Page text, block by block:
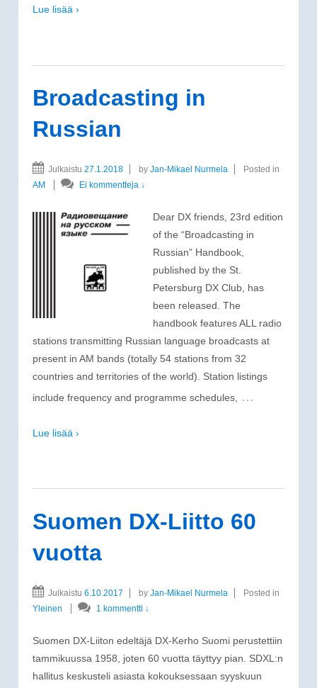
Lue lisää ›
Broadcasting in
Russian
Julkaistu 27.1.2018 by Jan-Mikael Nurmela
Posted in
AM
Ei kommentteja ↓
Dear DX friends, 23rd edition
of the “Broadcasting in
Russian” Handbook,
published by the St.
Petersburg DX Club, has
been released. The
handbook features ALL radio
stations transmitting Russian language broadcasts at
present in AM bands (totally 54 stations from 32
countries and territories of the world). Station listings
include frequency and programme schedules, …
Lue lisää ›
Suomen DX-Liitto 60
vuotta
Julkaistu 6.10.2017 by Jan-Mikael Nurmela
Posted in
Yleinen
1 kommentti ↓
Suomen DX-Liiton edeltäjä DX-Kerho Suomi perustettiin
tammikuussa 1958, joten 60 vuotta täyttyy pian. SDXL:n
hallitus keskusteli asiasta kokouksessaan syyskuun